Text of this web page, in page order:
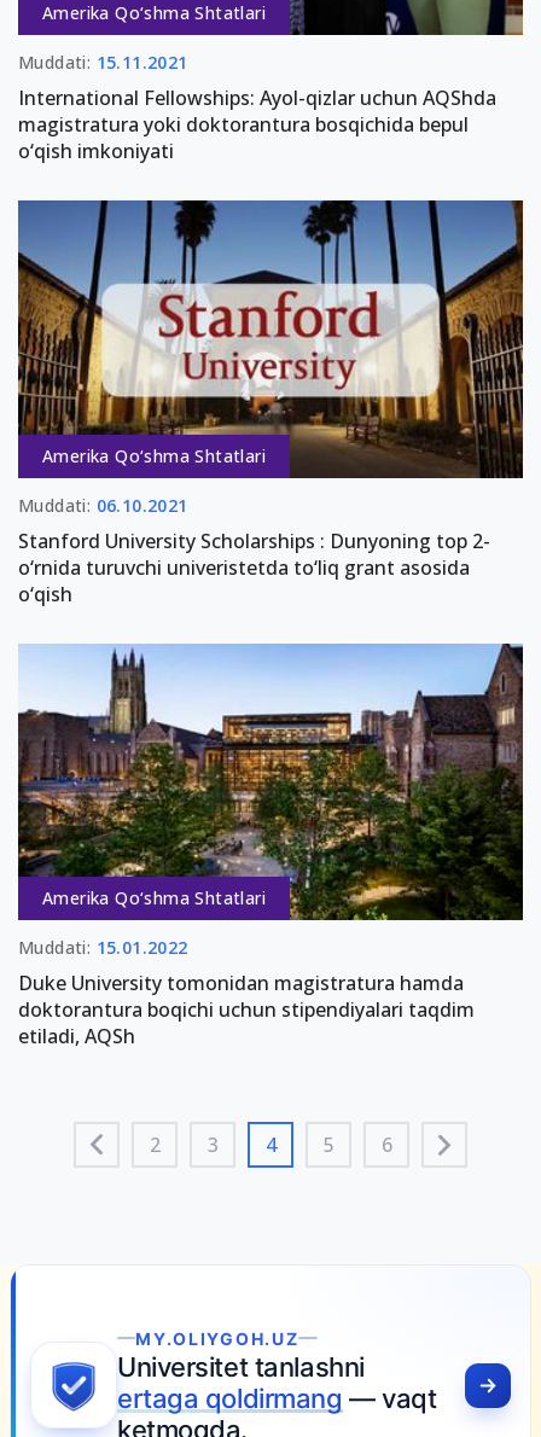
Amerika Qo‘shma Shtatlari
Muddati: 15.11.2021
International Fellowships: Ayol-qizlar uchun AQShda
magistratura yoki doktorantura bosqichida bepul
o‘qish imkoniyati
Amerika Qo‘shma Shtatlari
Muddati: 06.10.2021
Stanford University Scholarships : Dunyoning top 2-
o‘rnida turuvchi univeristetda to‘liq grant asosida
o‘qish
Amerika Qo‘shma Shtatlari
Muddati: 15.01.2022
Duke University tomonidan magistratura hamda
doktorantura boqichi uchun stipendiyalari taqdim
etiladi, AQSh
2 3 4 5 6